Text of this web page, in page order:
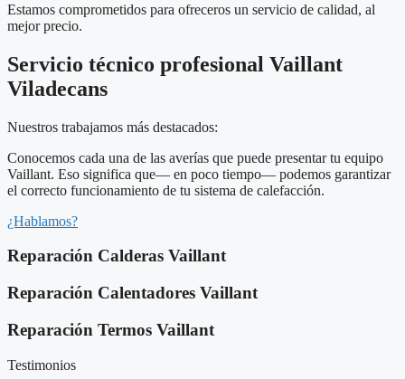
Estamos comprometidos para ofreceros un servicio de calidad, al
mejor precio.
Servicio técnico profesional Vaillant
Viladecans
Nuestros trabajamos más destacados:
Conocemos cada una de las averías que puede presentar tu equipo
Vaillant. Eso significa que— en poco tiempo— podemos garantizar
el correcto funcionamiento de tu sistema de calefacción.
¿Hablamos?
Reparación Calderas Vaillant
Reparación Calentadores Vaillant
Reparación Termos Vaillant
Testimonios